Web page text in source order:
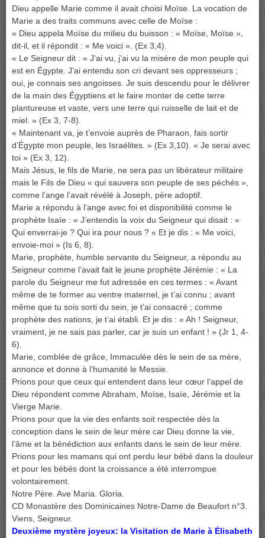
Dieu appelle Marie comme il avait choisi Moïse. La vocation de
Marie a des traits communs avec celle de Moïse :
« Dieu appela Moïse du milieu du buisson : « Moïse, Moïse »,
dit-il, et il répondit : « Me voici ». (Ex 3,4).
« Le Seigneur dit : « J’ai vu, j’ai vu la misère de mon peuple qui
est en Égypte. J’ai entendu son cri devant ses oppresseurs ;
oui, je connais ses angoisses. Je suis descendu pour le délivrer
de la main des Égyptiens et le faire monter de cette terre
plantureuse et vaste, vers une terre qui ruisselle de lait et de
miel. » (Ex 3, 7-8).
« Maintenant va, je t’envoie auprès de Pharaon, fais sortir
d’Égypte mon peuple, les Israélites. » (Ex 3,10). « Je serai avec
toi » (Ex 3, 12).
Mais Jésus, le fils de Marie, ne sera pas un libérateur militaire
mais le Fils de Dieu « qui sauvera son peuple de ses péchés »,
comme l’ange l’avait révélé à Joseph, père adoptif.
Marie a répondu à l’ange avec foi et disponibilité comme le
prophète Isaïe : « J’entendis la voix du Seigneur qui disait : «
Qui enverrai-je ? Qui ira pour nous ? « Et je dis : « Me voici,
envoie-moi » (Is 6, 8).
Marie, prophète, humble servante du Seigneur, a répondu au
Seigneur comme l’avait fait le jeune prophète Jérémie : « La
parole du Seigneur me fut adressée en ces termes : « Avant
même de te former au ventre maternel, je t’ai connu ; avant
même que tu sois sorti du sein, je t’ai consacré ; comme
prophète des nations, je t’ai établi. Et je dis : « Ah ! Seigneur,
vraiment, je ne sais pas parler, car je suis un enfant ! » (Jr 1, 4-
6).
Marie, comblée de grâce, Immaculée dès le sein de sa mère,
annonce et donne à l’humanité le Messie.
Prions pour que ceux qui entendent dans leur cœur l’appel de
Dieu répondent comme Abraham, Moïse, Isaïe, Jérémie et la
Vierge Marie.
Prions pour que la vie des enfants soit respectée dès la
conception dans le sein de leur mère car Dieu donne la vie,
l’âme et la bénédiction aux enfants dans le sein de leur mère.
Prions pour les mamans qui ont perdu leur bébé dans la douleur
et pour les bébés dont la croissance a été interrompue
volontairement.
Notre Père. Ave Maria. Gloria.
CD Monastère des Dominicaines Notre-Dame de Beaufort n°3.
Viens, Seigneur.
Deuxième mystère joyeux: la Visitation de Marie à Élisabeth